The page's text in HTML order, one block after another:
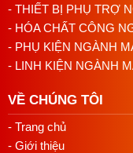
Lắp Ráp Mô
bu lông hoặc
bảo mô tơ
Kết Nối Dây
nguồn điện
và chặt chẽ để
- THIẾT BỊ PHỤ TRỢ
- HÓA CHẤT CÔNG
- PHỤ KIỆN NGÀNH
- LINH KIỆN NGÀNH
VỀ CHÚNG TÔI
- Trang chủ
- Giới thiệu